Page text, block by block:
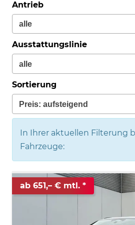
Antrieb
Ausstattungslinie
Sortierung
In Ihrer aktuellen Filterung
Fahrzeuge:
ab 651,– € mtl.